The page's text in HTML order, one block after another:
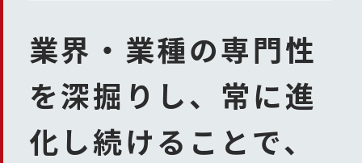
業界・業種の専門性
を深掘りし、 常に進
化し続けることで、